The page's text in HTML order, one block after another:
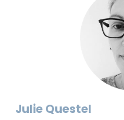
Julie Questel